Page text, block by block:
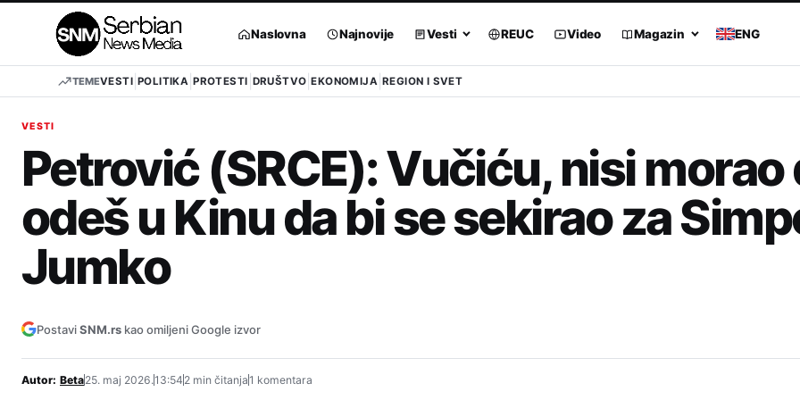
Naslovna Najnovije Vesti REUC Video Magazin ENG
TEMEVESTI POLITIKA PROTESTI DRUŠTVO EKONOMIJA REGION I SVET
VESTI
Petrović (SRCE): Vučiću, nisi morao
odeš u Kinu da bi se sekirao za
Jumko
PostaviSNM.rs kao omiljeni Google izvor
Autor: Beta25. maj 2026.13:54 2 min čitanja1 komentara